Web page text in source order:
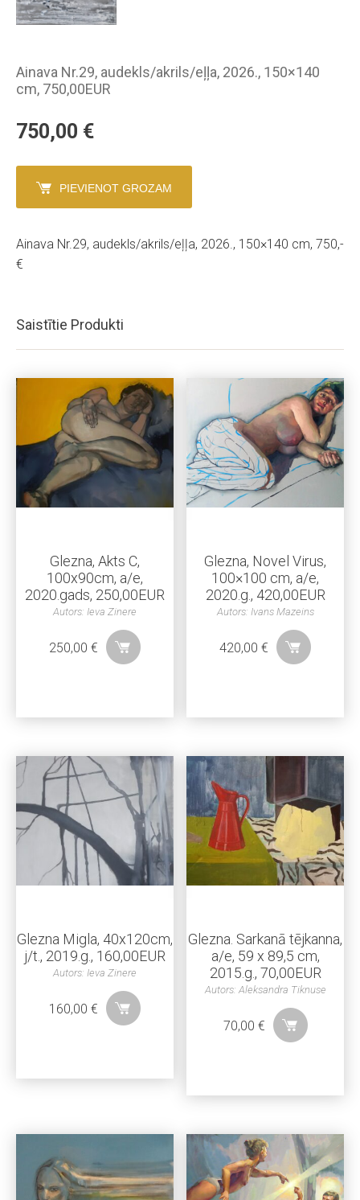
Ainava Nr.29, audekls/akrils/eļļa, 2026., 150×140
cm, 750,00EUR
750,00 €
PIEVIENOT GROZAM
Ainava Nr.29, audekls/akrils/eļļa, 2026., 150×140 cm, 750,-
€
Saistītie Produkti
Glezna, Akts C,
100x90cm, a/e,
2020.gads, 250,00EUR
Autors: Ieva Zinere
250,00 €
Glezna, Novel Virus,
100×100 cm, a/e,
2020.g., 420,00EUR
Autors: Ivans Mazeins
420,00€
Glezna Migla, 40x120cm,
j/t., 2019.g., 160,00EUR
Autors: Ieva Zinere
160,00 €
Glezna. Sarkanā tējkanna,
a/e, 59 x 89,5 cm,
2015.g., 70,00EUR
Autors: Aleksandra Tiknuse
70,00 €